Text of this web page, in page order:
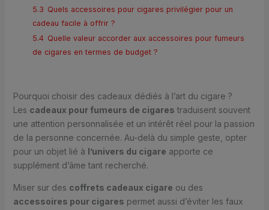
5.3 Quels accessoires pour cigares privilégier pour un
cadeau facile à offrir ?
5.4 Quelle valeur accorder aux accessoires pour fumeurs
de cigares en termes de budget ?
Pourquoi choisir des cadeaux dédiés à l’art du cigare ?
Les cadeaux pour fumeurs de cigares traduisent souvent
une attention personnalisée et un intérêt réel pour la passion
de la personne concernée. Au-delà du simple geste, opter
pour un objet lié à l’univers du cigare apporte ce
supplément d’âme tant recherché.
Miser sur des coffrets cadeaux cigare ou des
accessoires pour cigares permet aussi d’éviter les faux